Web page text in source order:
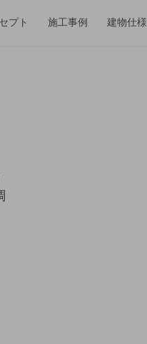
プト 施工事例 建物仕様